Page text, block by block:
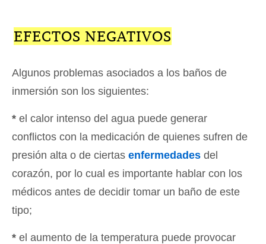
EFECTOS NEGATIVOS
Algunos problemas asociados a los baños de
inmersión son los siguientes:
* el calor intenso del agua puede generar
conflictos con la medicación de quienes sufren de
presión alta o de ciertas enfermedades del
corazón, por lo cual es importante hablar con los
médicos antes de decidir tomar un baño de este
tipo;
* el aumento de la temperatura puede provocar